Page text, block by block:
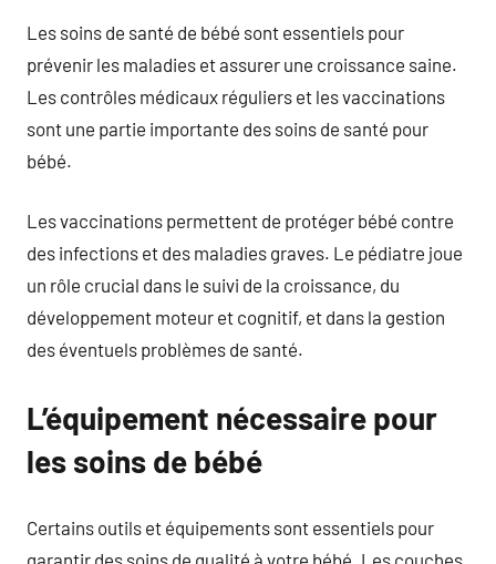
Les soins de santé de bébé sont essentiels pour
prévenir les maladies et assurer une croissance saine.
Les contrôles médicaux réguliers et les vaccinations
sont une partie importante des soins de santé pour
bébé.
Les vaccinations permettent de protéger bébé contre
des infections et des maladies graves. Le pédiatre joue
un rôle crucial dans le suivi de la croissance, du
développement moteur et cognitif, et dans la gestion
des éventuels problèmes de santé.
L’équipement nécessaire pour
les soins de bébé
Certains outils et équipements sont essentiels pour
garantir des soins de qualité à votre bébé. Les couches,